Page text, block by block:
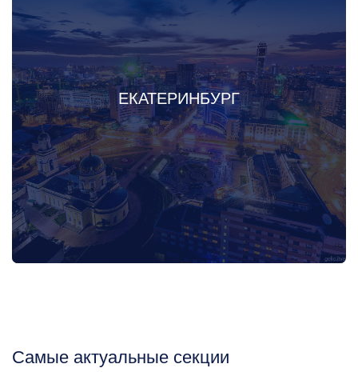
ЕКАТЕРИНБУРГ
Самые актуальные секции